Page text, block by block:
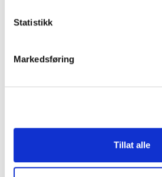
Statistikk
Markedsføring
Tillat alle
Se alle kontaktpersoner